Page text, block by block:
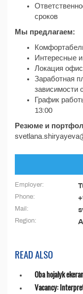
сроков
Мы предлагаем:
Интересные
Локация
Заработная
зависимости
График
13:00
Резюме и
Employer:
Phone:
Mail:
Region:
READ ALSO
Oba hojalyk
Vacancy: